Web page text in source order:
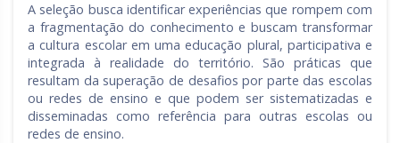
A seleção busca identificar experiências que rompem com
a fragmentação do conhecimento e buscam transformar
a cultura escolar em uma educação plural, participativa e
integrada à realidade do território. São práticas que
resultam da superação de desafios por parte das escolas
ou redes de ensino e que podem ser sistematizadas e
disseminadas como referência para outras escolas ou
redes de ensino.